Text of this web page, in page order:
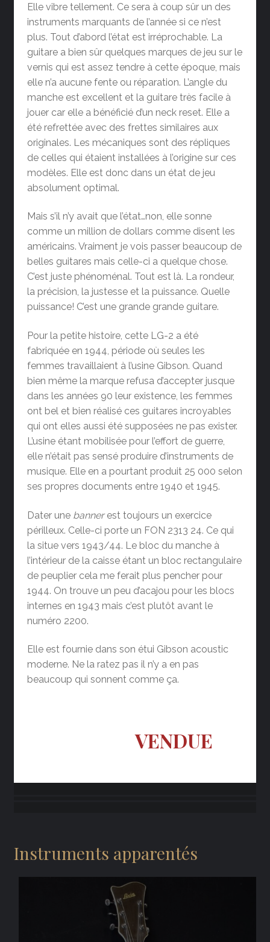
Elle vibre tellement. Ce sera à coup sûr un des
instruments marquants de l’année si ce n’est
plus. Tout d’abord l’état est irréprochable. La
guitare a bien sûr quelques marques de jeu sur le
vernis qui est assez tendre à cette époque, mais
elle n’a aucune fente ou réparation. L’angle du
manche est excellent et la guitare très facile à
jouer car elle a bénéficié d’un neck reset. Elle a
été refrettée avec des frettes similaires aux
originales. Les mécaniques sont des répliques
de celles qui étaient installées à l’origine sur ces
modèles. Elle est donc dans un état de jeu
absolument optimal.
Mais s’il n’y avait que l’état…non, elle sonne
comme un million de dollars comme disent les
américains. Vraiment je vois passer beaucoup de
belles guitares mais celle-ci a quelque chose.
C’est juste phénoménal. Tout est là. La rondeur,
la précision, la justesse et la puissance. Quelle
puissance! C’est une grande grande guitare.
Pour la petite histoire, cette LG-2 a été
fabriquée en 1944, période où seules les
femmes travaillaient à l’usine Gibson. Quand
bien même la marque refusa d’accepter jusque
dans les années 90 leur existence, les femmes
ont bel et bien réalisé ces guitares incroyables
qui ont elles aussi été supposées ne pas exister.
L’usine étant mobilisée pour l’effort de guerre,
elle n’était pas sensé produire d’instruments de
musique. Elle en a pourtant produit 25 000 selon
ses propres documents entre 1940 et 1945.
Dater une bannerest toujours un exercice
périlleux. Celle-ci porte un FON 2313 24. Ce qui
la situe vers 1943/44. Le bloc du manche à
l’intérieur de la caisse étant un bloc rectangulaire
de peuplier cela me ferait plus pencher pour
1944. On trouve un peu d’acajou pour les blocs
internes en 1943 mais c’est plutôt avant le
numéro 2200.
Elle est fournie dans son étui Gibson acoustic
moderne. Ne la ratez pas il n’y a en pas
beaucoup qui sonnent comme ça.
VENDUE
Instruments apparentés